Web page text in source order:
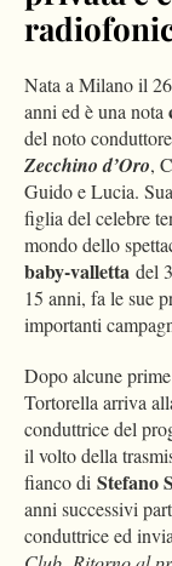
Nata a Milano il
anni ed è una nota
del noto conduttore
Zecchino d’Oro,
Guido e Lucia.
figlia del celebre
mondo dello
baby-valletta del
15 anni, fa le sue
importanti
Dopo alcune
Tortorella arriva
conduttrice del
il volto della
fianco di Stefano
anni successivi
conduttrice ed